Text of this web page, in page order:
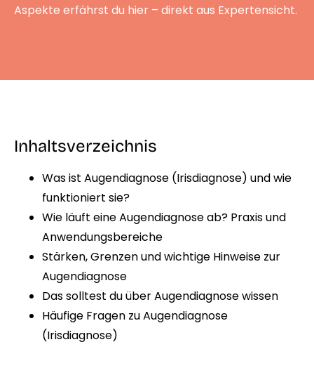
Aspekte erfährst du hier – direkt aus Expertensicht.
Inhaltsverzeichnis
Was ist Augendiagnose (Irisdiagnose) und wie
funktioniert sie?
Wie läuft eine Augendiagnose ab? Praxis und
Anwendungsbereiche
Stärken, Grenzen und wichtige Hinweise zur
Augendiagnose
Das solltest du über Augendiagnose wissen
Häufige Fragen zu Augendiagnose
(Irisdiagnose)